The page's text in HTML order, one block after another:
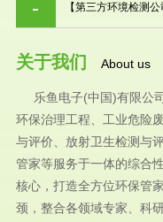
【第三方环境检测
关于我们 About us
乐鱼电子(中国)有限公司
环保治理工程、工业危险
与评价、放射卫生检测与
管家等服务于一体的综合
核心，打造全方位环保管
颈，整合各领域专家、科